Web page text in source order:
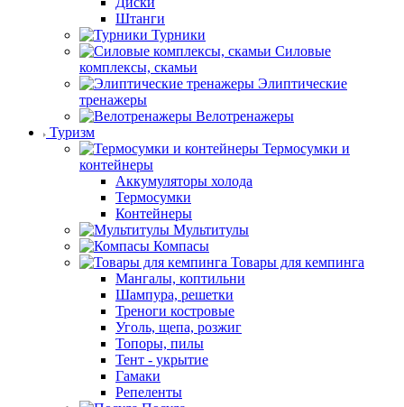
Штанги
Турники
Силовые
комплексы, скамьи
Элиптические
тренажеры
Велотренажеры
Туризм
Термосумки и
контейнеры
Аккумуляторы холода
Термосумки
Контейнеры
Мультитулы
Компасы
Товары для кемпинга
Мангалы, коптильни
Шампура, решетки
Треноги костровые
Уголь, щепа, розжиг
Топоры, пилы
Тент - укрытие
Гамаки
Репеленты